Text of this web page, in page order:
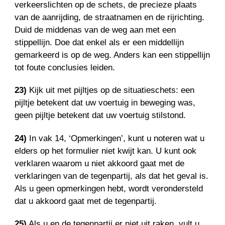
verkeerslichten op de schets, de precieze plaats
van de aanrijding, de straatnamen en de rijrichting.
Duid de middenas van de weg aan met een
stippellijn. Doe dat enkel als er een middellijn
gemarkeerd is op de weg. Anders kan een stippellijn
tot foute conclusies leiden.
23) Kijk uit met pijltjes op de situatieschets: een
pijltje betekent dat uw voertuig in beweging was,
geen pijltje betekent dat uw voertuig stilstond.
24) In vak 14, ‘Opmerkingen’, kunt u noteren wat u
elders op het formulier niet kwijt kan. U kunt ook
verklaren waarom u niet akkoord gaat met de
verklaringen van de tegenpartij, als dat het geval is.
Als u geen opmerkingen hebt, wordt verondersteld
dat u akkoord gaat met de tegenpartij.